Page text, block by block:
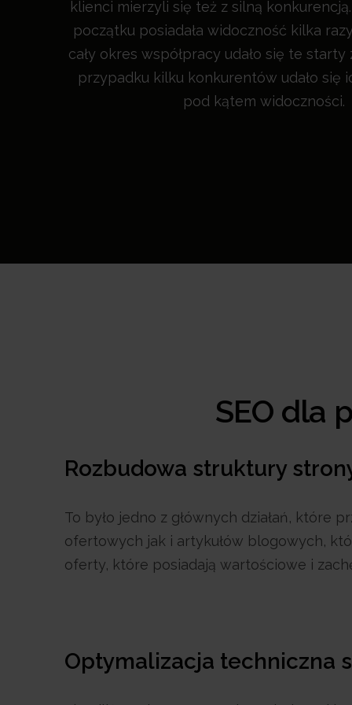
klienci mierzyli się też z silną
początku posiadała widoczność kilka
cały okres współpracy udało się te
przypadku kilku konkurentów udało się
pod kątem widoczności.
SEO dla
Rozbudowa struktury
To było jedno z głównych działań, które
ofertowych jak i artykułów blogowych,
oferty, które posiadają wartościowe i
Optymalizacja techniczna